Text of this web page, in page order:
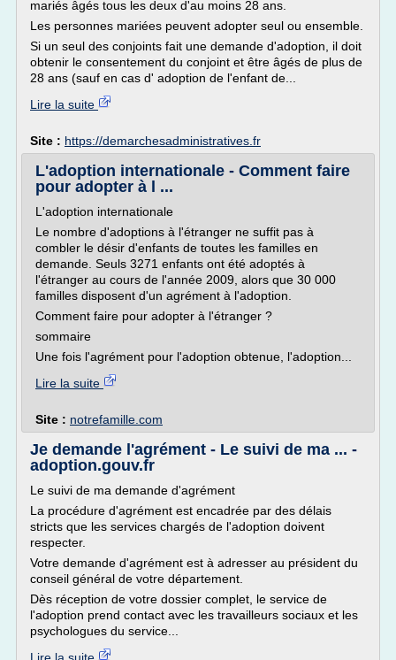
mariés âgés tous les deux d'au moins 28 ans.
Les personnes mariées peuvent adopter seul ou ensemble.
Si un seul des conjoints fait une demande d'adoption, il doit
obtenir le consentement du conjoint et être âgés de plus de
28 ans (sauf en cas d' adoption de l'enfant de...
Lire la suite
Site : https://demarchesadministratives.fr
L'adoption internationale - Comment faire
pour adopter à l ...
L'adoption internationale
Le nombre d'adoptions à l'étranger ne suffit pas à
combler le désir d'enfants de toutes les familles en
demande. Seuls 3271 enfants ont été adoptés à
l'étranger au cours de l'année 2009, alors que 30 000
familles disposent d'un agrément à l'adoption.
Comment faire pour adopter à l'étranger ?
sommaire
Une fois l'agrément pour l'adoption obtenue, l'adoption...
Lire la suite
Site : notrefamille.com
Je demande l'agrément - Le suivi de ma ... -
adoption.gouv.fr
Le suivi de ma demande d'agrément
La procédure d'agrément est encadrée par des délais
stricts que les services chargés de l'adoption doivent
respecter.
Votre demande d'agrément est à adresser au président du
conseil général de votre département.
Dès réception de votre dossier complet, le service de
l'adoption prend contact avec les travailleurs sociaux et les
psychologues du service...